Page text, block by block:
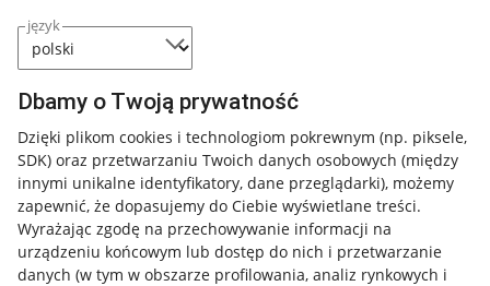
język
Dbamy o Twoją prywatność
Dzięki plikom cookies i technologiom pokrewnym (np. piksele,
SDK) oraz przetwarzaniu Twoich danych osobowych (między
innymi unikalne identyfikatory, dane przeglądarki), możemy
zapewnić, że dopasujemy do Ciebie wyświetlane treści.
Wyrażając zgodę na przechowywanie informacji na
urządzeniu końcowym lub dostęp do nich i przetwarzanie
danych (w tym w obszarze profilowania, analiz rynkowych i